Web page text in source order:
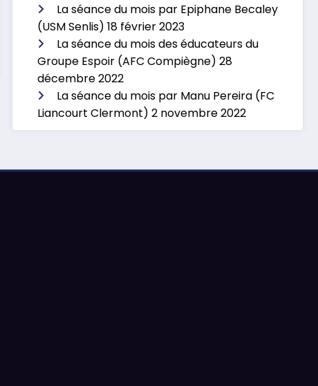
La séance du mois par Epiphane Becaley
(USM Senlis) 18 février 2023
La séance du mois des éducateurs du
Groupe Espoir (AFC Compiègne) 28
décembre 2022
La séance du mois par Manu Pereira (FC
Liancourt Clermont) 2 novembre 2022